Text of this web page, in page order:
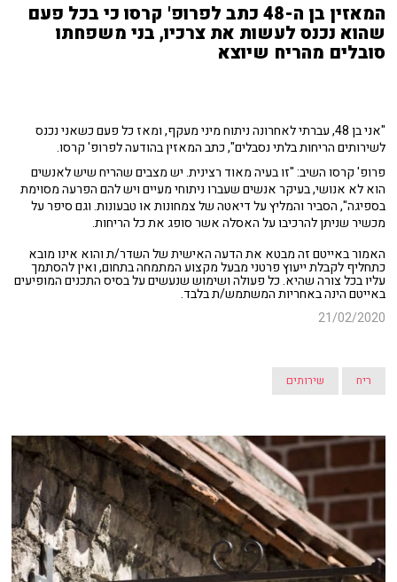
המאזין בן ה-48 כתב לפרופ' קרסו כי בכל פעם
שהוא נכנס לעשות את צרכיו, בני משפחתו
סובלים מהריח שיוצא
"אני בן 48, עברתי לאחרונה ניתוח מיני מעקף, ומאז כל פעם כשאני נכנס
לשירותים הריחות בלתי נסבלים", כתב המאזין בהודעה לפרופ' קרסו.
פרופ' קרסו השיב: "זו בעיה מאוד רצינית. יש מצבים שהריח שיש לאנשים
הוא לא אנושי, בעיקר אנשים שעברו ניתוחי מעיים ויש להם הפרעה מסוימת
בספיגה", הסביר והמליץ על דיאטה של צמחונות או טבעונות. וגם סיפר על
מכשיר שניתן להרכיבו על האסלה אשר סופג את כל הריחות.
האמור באייטם זה מבטא את הדעה האישית של השדר/ת והוא אינו מובא
כתחליף לקבלת ייעוץ פרטני מבעל מקצוע המתמחה בתחום, ואין להסתמך
עליו בכל צורה שהיא. כל פעולה ושימוש שנעשים על בסיס התכנים המופיעים
באייטם הינה באחריות המשתמש/ת בלבד.
21/02/2020
ריח שירותים